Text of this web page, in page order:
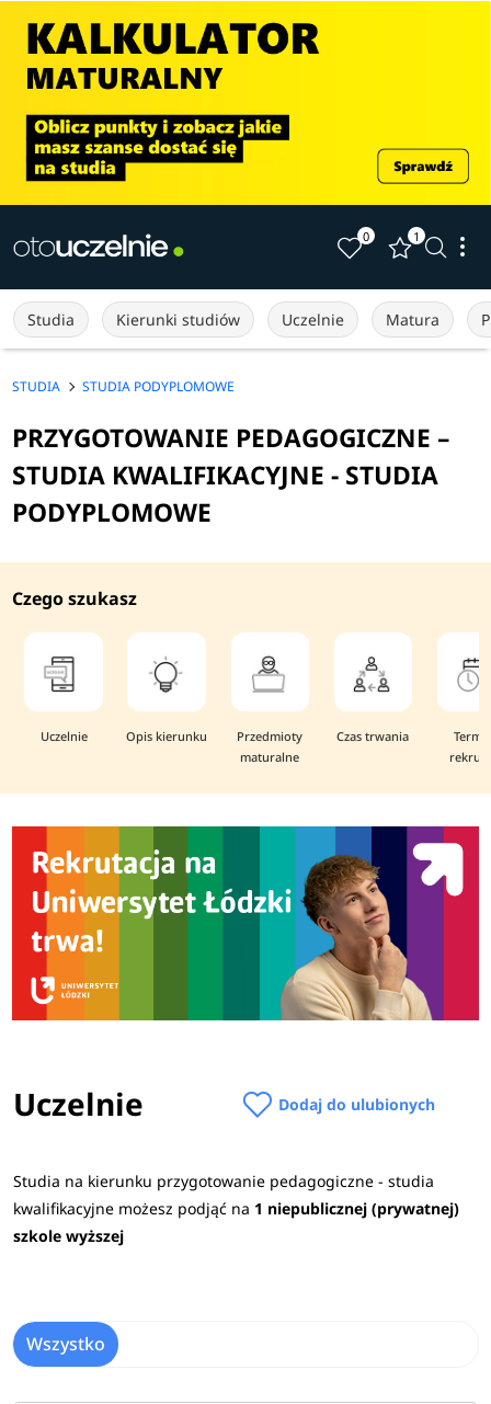
0 1
Studia Kierunki studiów Uczelnie Matura
STUDIA STUDIA PODYPLOMOWE
PRZYGOTOWANIE PEDAGOGICZNE –
STUDIA KWALIFIKACYJNE - STUDIA
PODYPLOMOWE
Czego szukasz
Uczelnie Opis kierunku
Przedmioty
maturalne
Czas trwania
Uczelnie Dodaj do ulubionych
Studia na kierunku przygotowanie pedagogiczne - studia
kwalifikacyjne możesz podjąć na 1 niepublicznej (prywatnej)
szkole wyższej
Wszystko